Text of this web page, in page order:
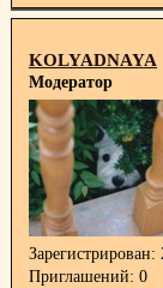
KOLYADNAYA
Модератор
Зарегистрирован:
Приглашений: 0